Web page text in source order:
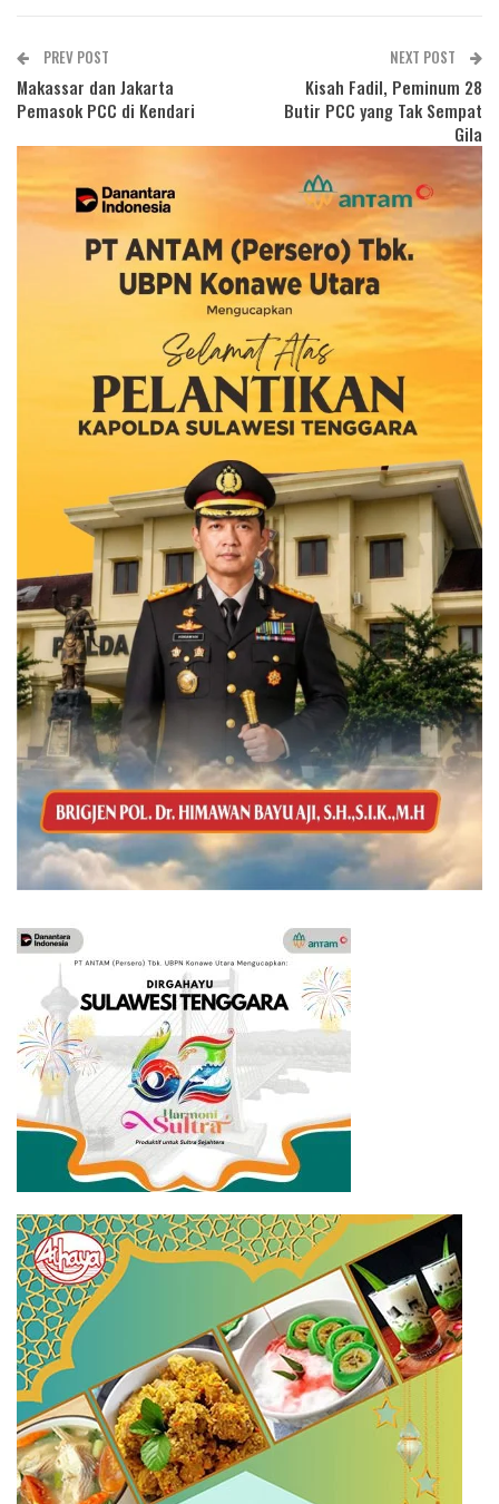
PREV POST
Makassar dan Jakarta
Pemasok PCC di Kendari
NEXT POST
Kisah Fadil, Peminum 28
Butir PCC yang Tak Sempat
Gila